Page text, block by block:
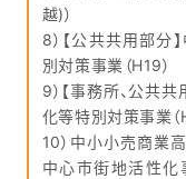
越)）
8）【公共共用部分
別対策事業（H19）
9）【事務所、公共
化等特別対策事業（
10）中小小売商業
中心市街地活性化